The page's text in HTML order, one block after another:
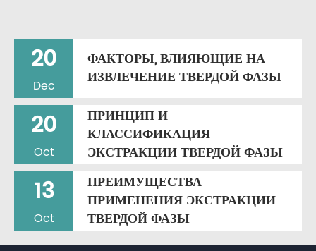
20
Dec
ФАКТОРЫ, ВЛИЯЮЩИЕ НА
ИЗВЛЕЧЕНИЕ ТВЕРДОЙ ФАЗЫ
20
Oct
ПРИНЦИП И
КЛАССИФИКАЦИЯ
ЭКСТРАКЦИИ ТВЕРДОЙ ФАЗЫ
13
Oct
ПРЕИМУЩЕСТВА
ПРИМЕНЕНИЯ ЭКСТРАКЦИИ
ТВЕРДОЙ ФАЗЫ